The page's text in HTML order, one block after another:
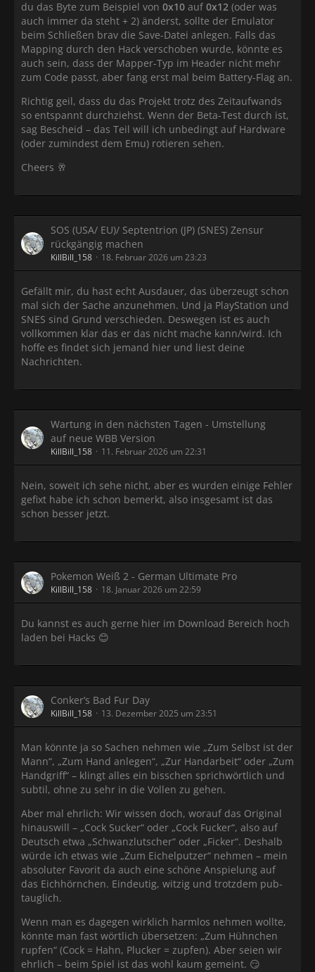
du das Byte zum Beispiel von 0x10 auf 0x12 (oder was
auch immer da steht + 2) änderst, sollte der Emulator
beim Schließen brav die Save-Datei anlegen. Falls das
Mapping durch den Hack verschoben wurde, könnte es
auch sein, dass der Mapper-Typ im Header nicht mehr
zum Code passt, aber fang erst mal beim Battery-Flag an.
Richtig geil, dass du das Projekt trotz des Zeitaufwands
so entspannt durchziehst. Wenn der Beta-Test durch ist,
sag Bescheid – das Teil will ich unbedingt auf Hardware
(oder zumindest dem Emu) rotieren sehen.
Cheers 🥂
SOS (USA/ EU)/ Septentrion (JP) (SNES) Zensur
rückgängig machen
KillBill_158 18. Februar 2026 um 23:23
Gefällt mir, du hast echt Ausdauer, das überzeugt schon
mal sich der Sache anzunehmen. Und ja PlayStation und
SNES sind Grund verschieden. Deswegen ist es auch
vollkommen klar das er das nicht mache kann/wird. Ich
hoffe es findet sich jemand hier und liest deine
Nachrichten.
Wartung in den nächsten Tagen - Umstellung
auf neue WBB Version
KillBill_158 11. Februar 2026 um 22:31
Nein, soweit ich sehe nicht, aber es wurden einige Fehler
gefixt habe ich schon bemerkt, also insgesamt ist das
schon besser jetzt.
Pokemon Weiß 2 - German Ultimate Pro
KillBill_158 18. Januar 2026 um 22:59
Du kannst es auch gerne hier im Download Bereich hoch
laden bei Hacks 😊
Conker’s Bad Fur Day
KillBill_158 13. Dezember 2025 um 23:51
Man könnte ja so Sachen nehmen wie „Zum Selbst ist der
Mann“, „Zum Hand anlegen“, „Zur Handarbeit“ oder „Zum
Handgriff“ – klingt alles ein bisschen sprichwörtlich und
subtil, ohne zu sehr in die Vollen zu gehen.
Aber mal ehrlich: Wir wissen doch, worauf das Original
hinauswill – „Cock Sucker“ oder „Cock Fucker“, also auf
Deutsch etwa „Schwanzlutscher“ oder „Ficker“. Deshalb
würde ich etwas wie „Zum Eichelputzer“ nehmen – mein
absoluter Favorit da auch eine schöne Anspielung auf
das Eichhörnchen. Eindeutig, witzig und trotzdem pub-
tauglich.
Wenn man es dagegen wirklich harmlos nehmen wollte,
könnte man fast wörtlich übersetzen: „Zum Hühnchen
rupfen“ (Cock = Hahn, Plucker = zupfen). Aber seien wir
ehrlich – beim Spiel ist das wohl kaum gemeint. 😏